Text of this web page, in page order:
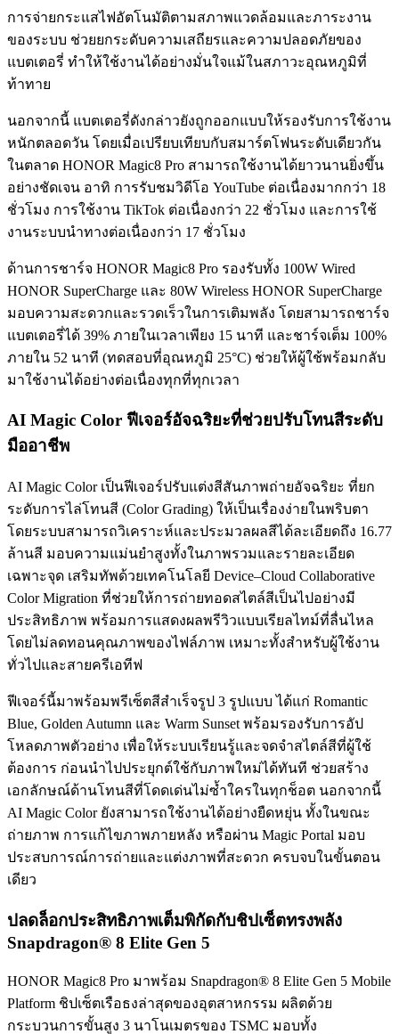
การจ่ายกระแสไฟอัตโนมัติตามสภาพแวดล้อมและภาระงาน
ของระบบ ช่วยยกระดับความเสถียรและความปลอดภัยของ
แบตเตอรี่ ทำให้ใช้งานได้อย่างมั่นใจแม้ในสภาวะอุณหภูมิที่
ท้าทาย
นอกจากนี้ แบตเตอรี่ดังกล่าวยังถูกออกแบบให้รองรับการใช้งาน
หนักตลอดวัน โดยเมื่อเปรียบเทียบกับสมาร์ตโฟนระดับเดียวกัน
ในตลาด HONOR Magic8 Pro สามารถใช้งานได้ยาวนานยิ่งขึ้น
อย่างชัดเจน อาทิ การรับชมวิดีโอ YouTube ต่อเนื่องมากกว่า 18
ชั่วโมง การใช้งาน TikTok ต่อเนื่องกว่า 22 ชั่วโมง และการใช้
งานระบบนำทางต่อเนื่องกว่า 17 ชั่วโมง
ด้านการชาร์จ HONOR Magic8 Pro รองรับทั้ง 100W Wired
HONOR SuperCharge และ 80W Wireless HONOR SuperCharge
มอบความสะดวกและรวดเร็วในการเติมพลัง โดยสามารถชาร์จ
แบตเตอรี่ได้ 39% ภายในเวลาเพียง 15 นาที และชาร์จเต็ม 100%
ภายใน 52 นาที (ทดสอบที่อุณหภูมิ 25°C) ช่วยให้ผู้ใช้พร้อมกลับ
มาใช้งานได้อย่างต่อเนื่องทุกที่ทุกเวลา
AI Magic Color ฟีเจอร์อัจฉริยะที่ช่วยปรับโทนสีระดับ
มืออาชีพ
AI Magic Color เป็นฟีเจอร์ปรับแต่งสีสันภาพถ่ายอัจฉริยะ ที่ยก
ระดับการไล่โทนสี (Color Grading) ให้เป็นเรื่องง่ายในพริบตา
โดยระบบสามารถวิเคราะห์และประมวลผลสีได้ละเอียดถึง 16.77
ล้านสี มอบความแม่นยำสูงทั้งในภาพรวมและรายละเอียด
เฉพาะจุด เสริมทัพด้วยเทคโนโลยี Device–Cloud Collaborative
Color Migration ที่ช่วยให้การถ่ายทอดสไตล์สีเป็นไปอย่างมี
ประสิทธิภาพ พร้อมการแสดงผลพรีวิวแบบเรียลไทม์ที่ลื่นไหล
โดยไม่ลดทอนคุณภาพของไฟล์ภาพ เหมาะทั้งสำหรับผู้ใช้งาน
ทั่วไปและสายครีเอทีฟ
ฟีเจอร์นี้มาพร้อมพรีเซ็ตสีสำเร็จรูป 3 รูปแบบ ได้แก่ Romantic
Blue, Golden Autumn และ Warm Sunset พร้อมรองรับการอัป
โหลดภาพตัวอย่าง เพื่อให้ระบบเรียนรู้และจดจำสไตล์สีที่ผู้ใช้
ต้องการ ก่อนนำไปประยุกต์ใช้กับภาพใหม่ได้ทันที ช่วยสร้าง
เอกลักษณ์ด้านโทนสีที่โดดเด่นไม่ซ้ำใครในทุกช็อต นอกจากนี้
AI Magic Color ยังสามารถใช้งานได้อย่างยืดหยุ่น ทั้งในขณะ
ถ่ายภาพ การแก้ไขภาพภายหลัง หรือผ่าน Magic Portal มอบ
ประสบการณ์การถ่ายและแต่งภาพที่สะดวก ครบจบในขั้นตอน
เดียว
ปลดล็อกประสิทธิภาพเต็มพิกัดกับชิปเซ็ตทรงพลัง
Snapdragon® 8 Elite Gen 5
HONOR Magic8 Pro มาพร้อม Snapdragon® 8 Elite Gen 5 Mobile
Platform ชิปเซ็ตเรือธงล่าสุดของอุตสาหกรรม ผลิตด้วย
กระบวนการขั้นสูง 3 นาโนเมตรของ TSMC มอบทั้ง